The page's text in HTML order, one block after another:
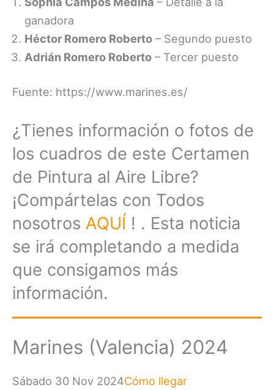
ganadora
Héctor Romero Roberto – Segundo puesto
Adrián Romero Roberto – Tercer puesto
Fuente: https://www.marines.es/
¿Tienes información o fotos de
los cuadros de este Certamen
de Pintura al Aire Libre?
¡Compártelas con Todos
nosotros AQUÍ ! . Esta noticia
se irá completando a medida
que consigamos más
información.
Marines (Valencia) 2024
Sábado 30 Nov 2024Cómo llegar